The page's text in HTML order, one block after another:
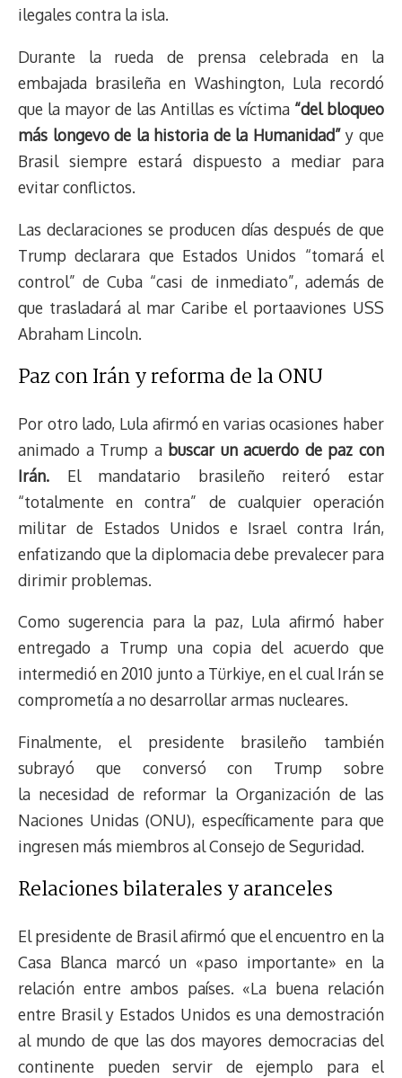
ilegales contra la isla.
Durante la rueda de prensa celebrada en la
embajada brasileña en Washington, Lula recordó
que la mayor de las Antillas es víctima “del bloqueo
más longevo de la historia de la Humanidad”y que
Brasil siempre estará dispuesto a mediar para
evitar conflictos.
Las declaraciones se producen días después de que
Trump declarara que Estados Unidos “tomará el
control” de Cuba “casi de inmediato”, además de
que trasladará al mar Caribe el portaaviones USS
Abraham Lincoln.
Paz con Irán y reforma de la ONU
Por otro lado, Lula afirmó en varias ocasiones haber
animado a Trump a buscar un acuerdo de paz con
Irán. El mandatario brasileño reiteró estar
“totalmente en contra” de cualquier operación
militar de Estados Unidos e Israel contra Irán,
enfatizando que la diplomacia debe prevalecer para
dirimir problemas.
Como sugerencia para la paz, Lula afirmó haber
entregado a Trump una copia del acuerdo que
intermedió en 2010 junto a Türkiye, en el cual Irán se
comprometía a no desarrollar armas nucleares.
Finalmente, el presidente brasileño también
subrayó que conversó con Trump sobre
la necesidad de reformar la Organización de las
Naciones Unidas (ONU), específicamente para que
ingresen más miembros al Consejo de Seguridad.
Relaciones bilaterales y aranceles
El presidente de Brasil afirmó que el encuentro en la
Casa Blanca marcó un «paso importante» en la
relación entre ambos países. «La buena relación
entre Brasil y Estados Unidos es una demostración
al mundo de que las dos mayores democracias del
continente pueden servir de ejemplo para el